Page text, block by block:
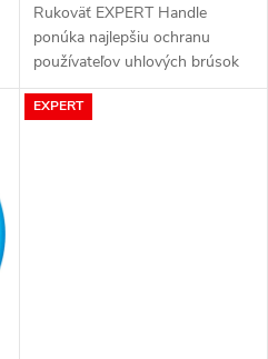
Rukoväť EXPERT Handle
ponúka najlepšiu ochranu
používateľov uhlových brúsok
EXPERT